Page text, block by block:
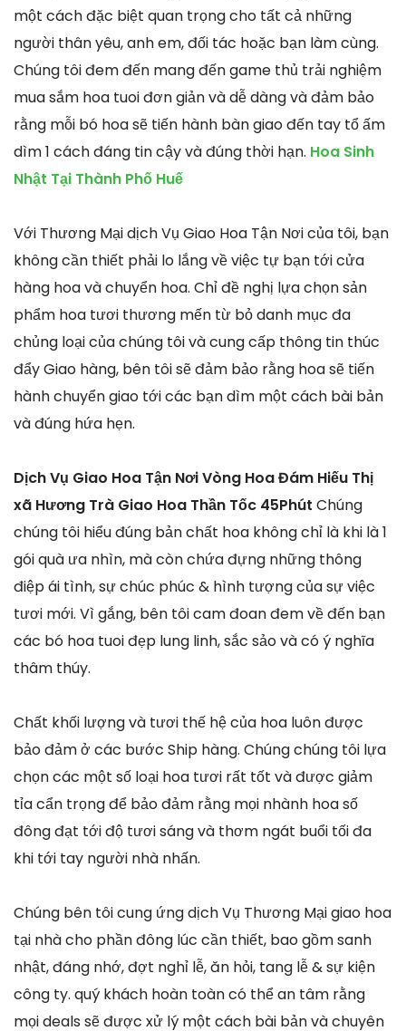
một cách đặc biệt quan trọng cho tất cả những
người thân yêu, anh em, đối tác hoặc bạn làm cùng.
Chúng tôi đem đến mang đến game thủ trải nghiệm
mua sắm hoa tuoi đơn giản và dễ dàng và đảm bảo
rằng mỗi bó hoa sẽ tiến hành bàn giao đến tay tổ ấm
dìm 1 cách đáng tin cậy và đúng thời hạn. Hoa Sinh
Nhật Tại Thành Phố Huế
Với Thương Mại dịch Vụ Giao Hoa Tận Nơi của tôi, bạn
không cần thiết phải lo lắng về việc tự bạn tới cửa
hàng hoa và chuyển hoa. Chỉ đề nghị lựa chọn sản
phẩm hoa tươi thương mến từ bỏ danh mục đa
chủng loại của chúng tôi và cung cấp thông tin thúc
đẩy Giao hàng, bên tôi sẽ đảm bảo rằng hoa sẽ tiến
hành chuyển giao tới các bạn dìm một cách bài bản
và đúng hứa hẹn.
Dịch Vụ Giao Hoa Tận Nơi Vòng Hoa Đám Hiếu Thị
xã Hương Trà Giao Hoa Thần Tốc 45Phút Chúng
chúng tôi hiểu đúng bản chất hoa không chỉ là khi là 1
gói quà ưa nhìn, mà còn chứa đựng những thông
điệp ái tình, sự chúc phúc & hình tượng của sự việc
tươi mới. Vì gắng, bên tôi cam đoan đem về đến bạn
các bó hoa tuoi đẹp lung linh, sắc sảo và có ý nghĩa
thâm thúy.
Chất khối lượng và tươi thế hệ của hoa luôn được
bảo đảm ở các bước Ship hàng. Chúng chúng tôi lựa
chọn các một số loại hoa tươi rất tốt và được giảm
tỉa cẩn trọng để bảo đảm rằng mọi nhành hoa số
đông đạt tới độ tươi sáng và thơm ngát buổi tối đa
khi tới tay người nhà nhấn.
Chúng bên tôi cung ứng dịch Vụ Thương Mại giao hoa
tại nhà cho phần đông lúc cần thiết, bao gồm sanh
nhật, đáng nhớ, đợt nghỉ lễ, ăn hỏi, tang lễ & sự kiện
công ty. quý khách hoàn toàn có thể an tâm rằng
mọi deals sẽ được xử lý một cách bài bản và chuyên